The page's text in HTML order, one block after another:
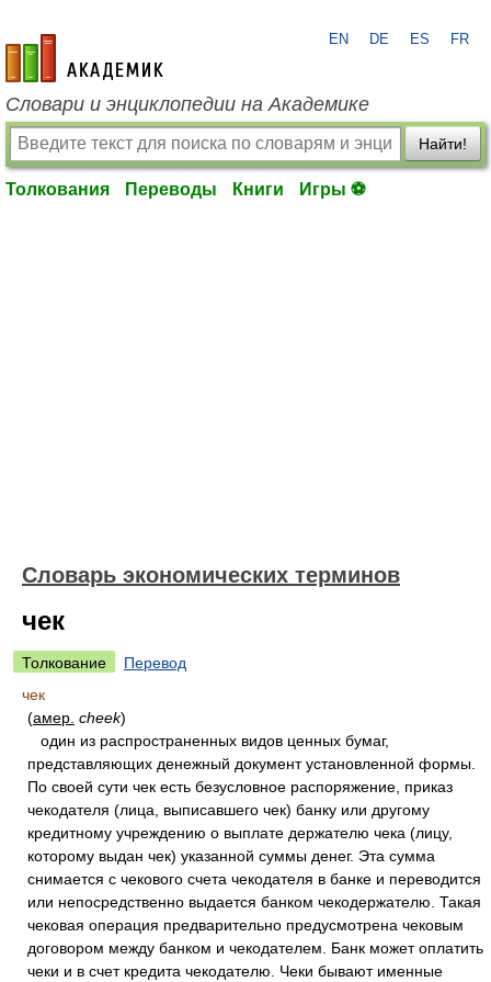
academic.ru
EN DE ES FR
Словари и энциклопедии на Академике
Найти!
Толкования Переводы Книги Игры ⚽
Словарь экономических терминов
чек
Толкование
Перевод
чек
(амер. cheek)
один из распространенных видов ценных бумаг,
представляющих денежный документ установленной формы.
По своей сути чек есть безусловное распоряжение, приказ
чекодателя (лица, выписавшего чек) банку или другому
кредитному учреждению о выплате держателю чека (лицу,
которому выдан чек) указанной суммы денег. Эта сумма
снимается с чекового счета чекодателя в банке и переводится
или непосредственно выдается банком чекодержателю. Такая
чековая операция предварительно предусмотрена чековым
договором между банком и чекодателем. Банк может оплатить
чеки и в счет кредита чекодателю. Чеки бывают именные